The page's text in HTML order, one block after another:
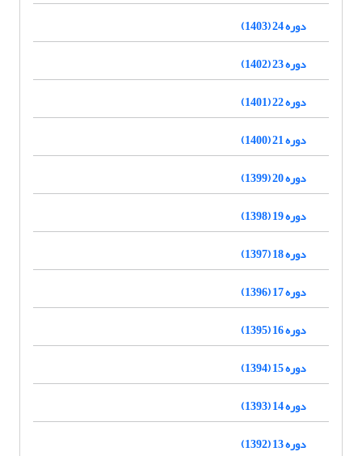
دوره 24 (1403)
دوره 23 (1402)
دوره 22 (1401)
دوره 21 (1400)
دوره 20 (1399)
دوره 19 (1398)
دوره 18 (1397)
دوره 17 (1396)
دوره 16 (1395)
دوره 15 (1394)
دوره 14 (1393)
دوره 13 (1392)